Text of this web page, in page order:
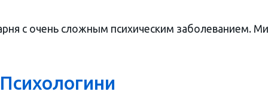
с очень сложным психическим заболеванием.